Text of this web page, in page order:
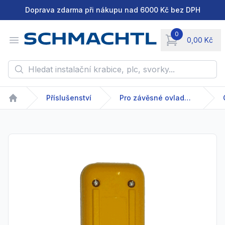
Doprava zdarma při nákupu nad 6000 Kč bez DPH
Open menu
0
0,00 Kč
items in cart,
Hledat instalační krabice, plc, svorky...
Home
Příslušenství Pro závěsné ovladače